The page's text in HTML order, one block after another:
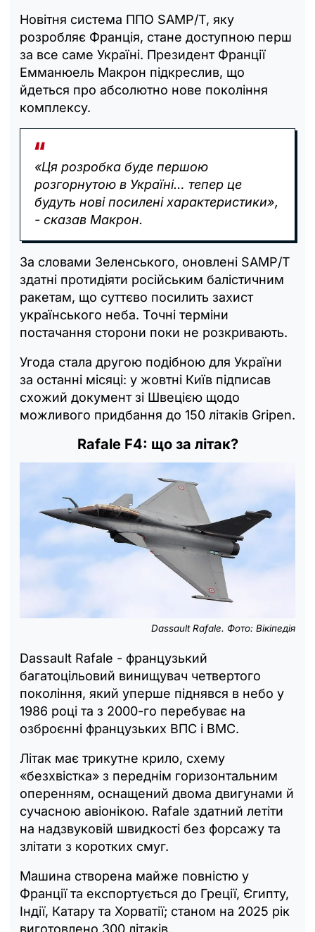
Новітня система ППО SAMP/T, яку
розробляє Франція, стане доступною перш
за все саме Україні. Президент Франції
Емманюель Макрон підкреслив, що
йдеться про абсолютно нове покоління
комплексу.
«Ця розробка буде першою
розгорнутою в Україні… тепер це
будуть нові посилені характеристики»,
- сказав Макрон.
За словами Зеленського, оновлені SAMP/T
здатні протидіяти російським балістичним
ракетам, що суттєво посилить захист
українського неба. Точні терміни
постачання сторони поки не розкривають.
Угода стала другою подібною для України
за останні місяці: у жовтні Київ підписав
схожий документ зі Швецією щодо
можливого придбання до 150 літаків Gripen.
Rafale F4: що за літак?
Dassault Rafale. Фото: Вікіпедія
Dassault Rafale - французький
багатоцільовий винищувач четвертого
покоління, який уперше піднявся в небо у
1986 році та з 2000-го перебуває на
озброєнні французьких ВПС і ВМС.
Літак має трикутне крило, схему
«безхвістка» з переднім горизонтальним
оперенням, оснащений двома двигунами й
сучасною авіонікою. Rafale здатний летіти
на надзвуковій швидкості без форсажу та
злітати з коротких смуг.
Машина створена майже повністю у
Франції та експортується до Греції, Єгипту,
Індії, Катару та Хорватії; станом на 2025 рік
виготовлено 300 літаків.